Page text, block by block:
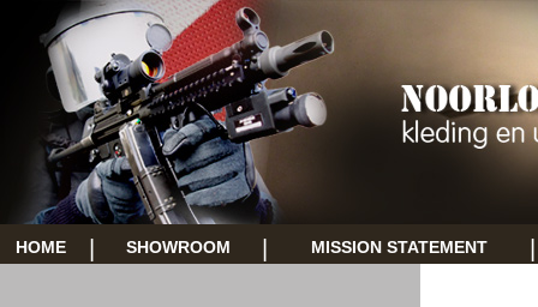
HOME SHOWROOM MISSION STATEMENT